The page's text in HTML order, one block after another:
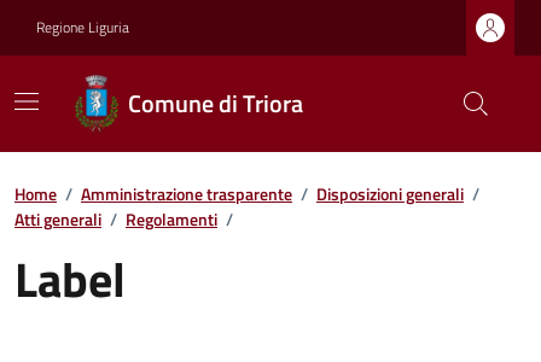
Regione Liguria
Comune di Triora
Home / Amministrazione trasparente / Disposizioni generali /
Atti generali / Regolamenti /
Label